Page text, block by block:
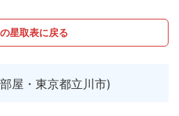
星取表に戻る
屋・東京都立川市)